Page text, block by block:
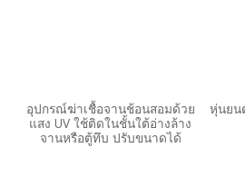
อุปกรณ์ฆ่าเชื้อจานช้อนสอมด้วย
แสง UV ใช้ติดในชั้นใต้อ่างล้าง
จานหรือตู้ทึบ ปรับขนาดได้
หุ่นยน